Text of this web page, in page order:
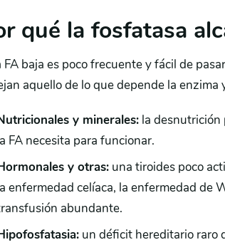
qué la fosfatasa
FA baja es poco frecuente y fácil de
aquello de lo que depende la enzima
y minerales: la desnutrición
FA necesita para funcionar.
y otras: una tiroides poco
enfermedad celíaca, la enfermedad de
abundante.
un déficit hereditario raro